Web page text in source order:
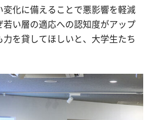
変化に備えることで悪影響を軽減
若い層の適応への認知度がアップ
力を貸してほしいと、大学生たち